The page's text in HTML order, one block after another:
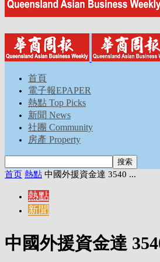
首頁
電子報EPAPER
熱點 Top Picks
新聞 News
社團 Community
房產 Property
首页 熱點 中國外援資金達 3540 ...
熱點
新聞
中國外援資金達